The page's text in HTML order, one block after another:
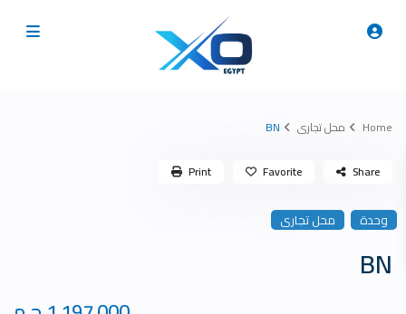
Home محل تجارى BN
وحدة محل تجارى
BN
Share
Favorite
Print